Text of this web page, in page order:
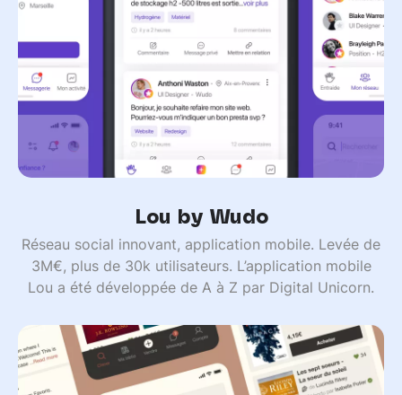
Lou by Wudo
Réseau social innovant, application mobile. Levée de
3M€, plus de 30k utilisateurs. L’application mobile
Lou a été développée de A à Z par Digital Unicorn.